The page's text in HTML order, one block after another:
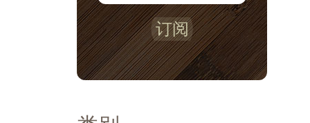
订阅